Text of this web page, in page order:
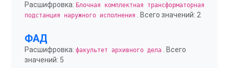
Расшифровка: Блочная комплектная трансформаторная
подстанция наружного исполнения
. Всего значений: 2
ФАД
Расшифровка: факультет архивного дела . Всего
значений: 5